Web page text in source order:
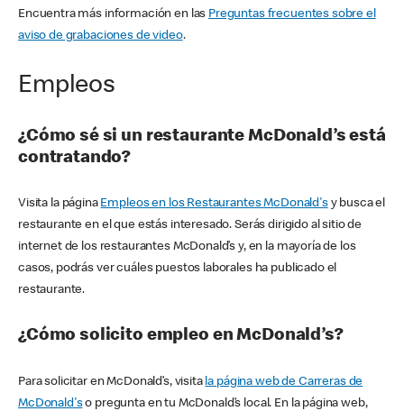
Encuentra más información en las Preguntas frecuentes sobre el
aviso de grabaciones de video.
Empleos
¿Cómo sé si un restaurante McDonald’s está
contratando?
Visita la página Empleos en los Restaurantes McDonald'sy busca el
restaurante en el que estás interesado. Serás dirigido al sitio de
internet de los restaurantes McDonald’s y, en la mayoría de los
casos, podrás ver cuáles puestos laborales ha publicado el
restaurante.
¿Cómo solicito empleo en McDonald’s?
Para solicitar en McDonald’s, visita la página web de Carreras de
McDonald'so pregunta en tu McDonald’s local. En la página web,